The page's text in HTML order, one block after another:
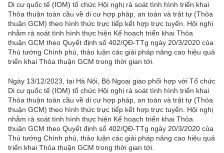
Di cư quốc tế (IOM) tổ chức Hội nghị rà soát tình hình triển khai
Thỏa thuận toàn cầu về di cư hợp pháp, an toàn và trật tự (Thỏa
thuận GCM) theo hình thức trực tiếp kết hợp trực tuyến. Hội nghị
nhằm rà soát tình hình thực hiện Kế hoạch triển khai Thỏa
thuận GCM theo Quyết định số 402/QĐ-TTg ngày 20/3/2020 của
Thủ tướng Chính phủ, thảo luận các giải pháp nâng cao hiệu quả
triển khai Thỏa thuận GCM trong thời gian tới.
Ngày 13/12/2023, tại Hà Nội, Bộ Ngoại giao phối hợp với Tổ chức
Di cư quốc tế (IOM) tổ chức Hội nghị rà soát tình hình triển khai
Thỏa thuận toàn cầu về di cư hợp pháp, an toàn và trật tự (Thỏa
thuận GCM) theo hình thức trực tiếp kết hợp trực tuyến. Hội nghị
nhằm rà soát tình hình thực hiện Kế hoạch triển khai Thỏa
thuận GCM theo Quyết định số 402/QĐ-TTg ngày 20/3/2020 của
Thủ tướng Chính phủ, thảo luận các giải pháp nâng cao hiệu quả
triển khai Thỏa thuận GCM trong thời gian tới.